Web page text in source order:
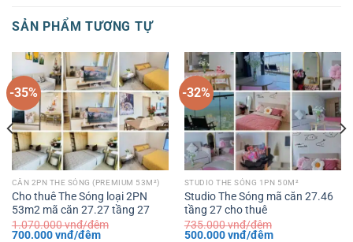
SẢN PHẨM TƯƠNG TỰ
-35%
CĂN 2PN THE SÓNG (PREMIUM 53M²)
Cho thuê The Sóng loại 2PN
53m2 mã căn 27.27 tầng 27
1.070.000vnđ/đêm
Giá
700.000vnđ/đêmGiá
-32%
STUDIO THE SÓNG 1PN 50M²
Studio The Sóng mã căn 27.46
tầng 27 cho thuê
735.000vnđ/đêm
Giá
500.000vnđ/đêmGiá